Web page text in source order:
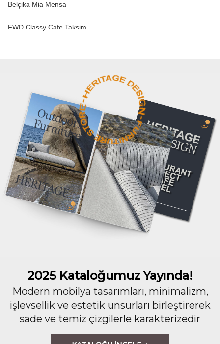
Belçika Mia Mensa
FWD Classy Cafe Taksim
2025 Kataloğumuz Yayında!
Modern mobilya tasarımları, minimalizm,
işlevsellik ve estetik unsurları birleştirerek
sade ve temiz çizgilerle karakterizedir